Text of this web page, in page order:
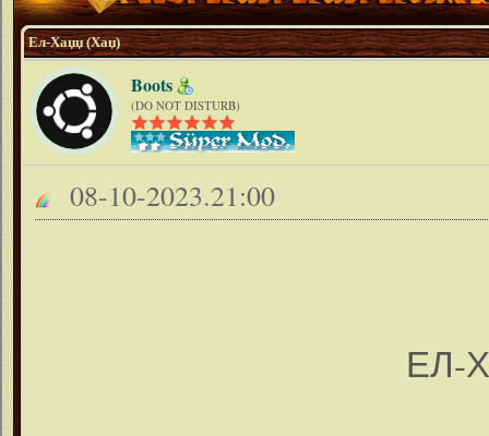
Ел-Хаџџ (Хаџ)
Boots
(DO NOT DISTURB)
08-10-2023.21:00
ЕЛ-